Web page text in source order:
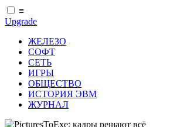
≡
Upgrade
ЖЕЛЕЗО
СОФТ
СЕТЬ
ИГРЫ
ОБЩЕСТВО
ИСТОРИЯ ЭВМ
ЖУРНАЛ